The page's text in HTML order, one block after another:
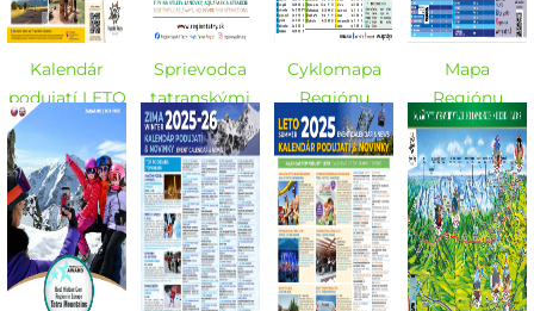
Kalendár
podujatí LETO
Sprievodca
tatranskými
zážitkami -
LETO 2026
Cyklomapa
Regiónu
Vysoké Tatry -
LETO 2026
Mapa
Regiónu
Vysoké Tatry -
ZIMA
2025/2026